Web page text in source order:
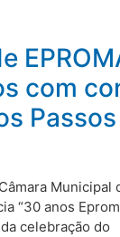
com
“30 anos
celebração do